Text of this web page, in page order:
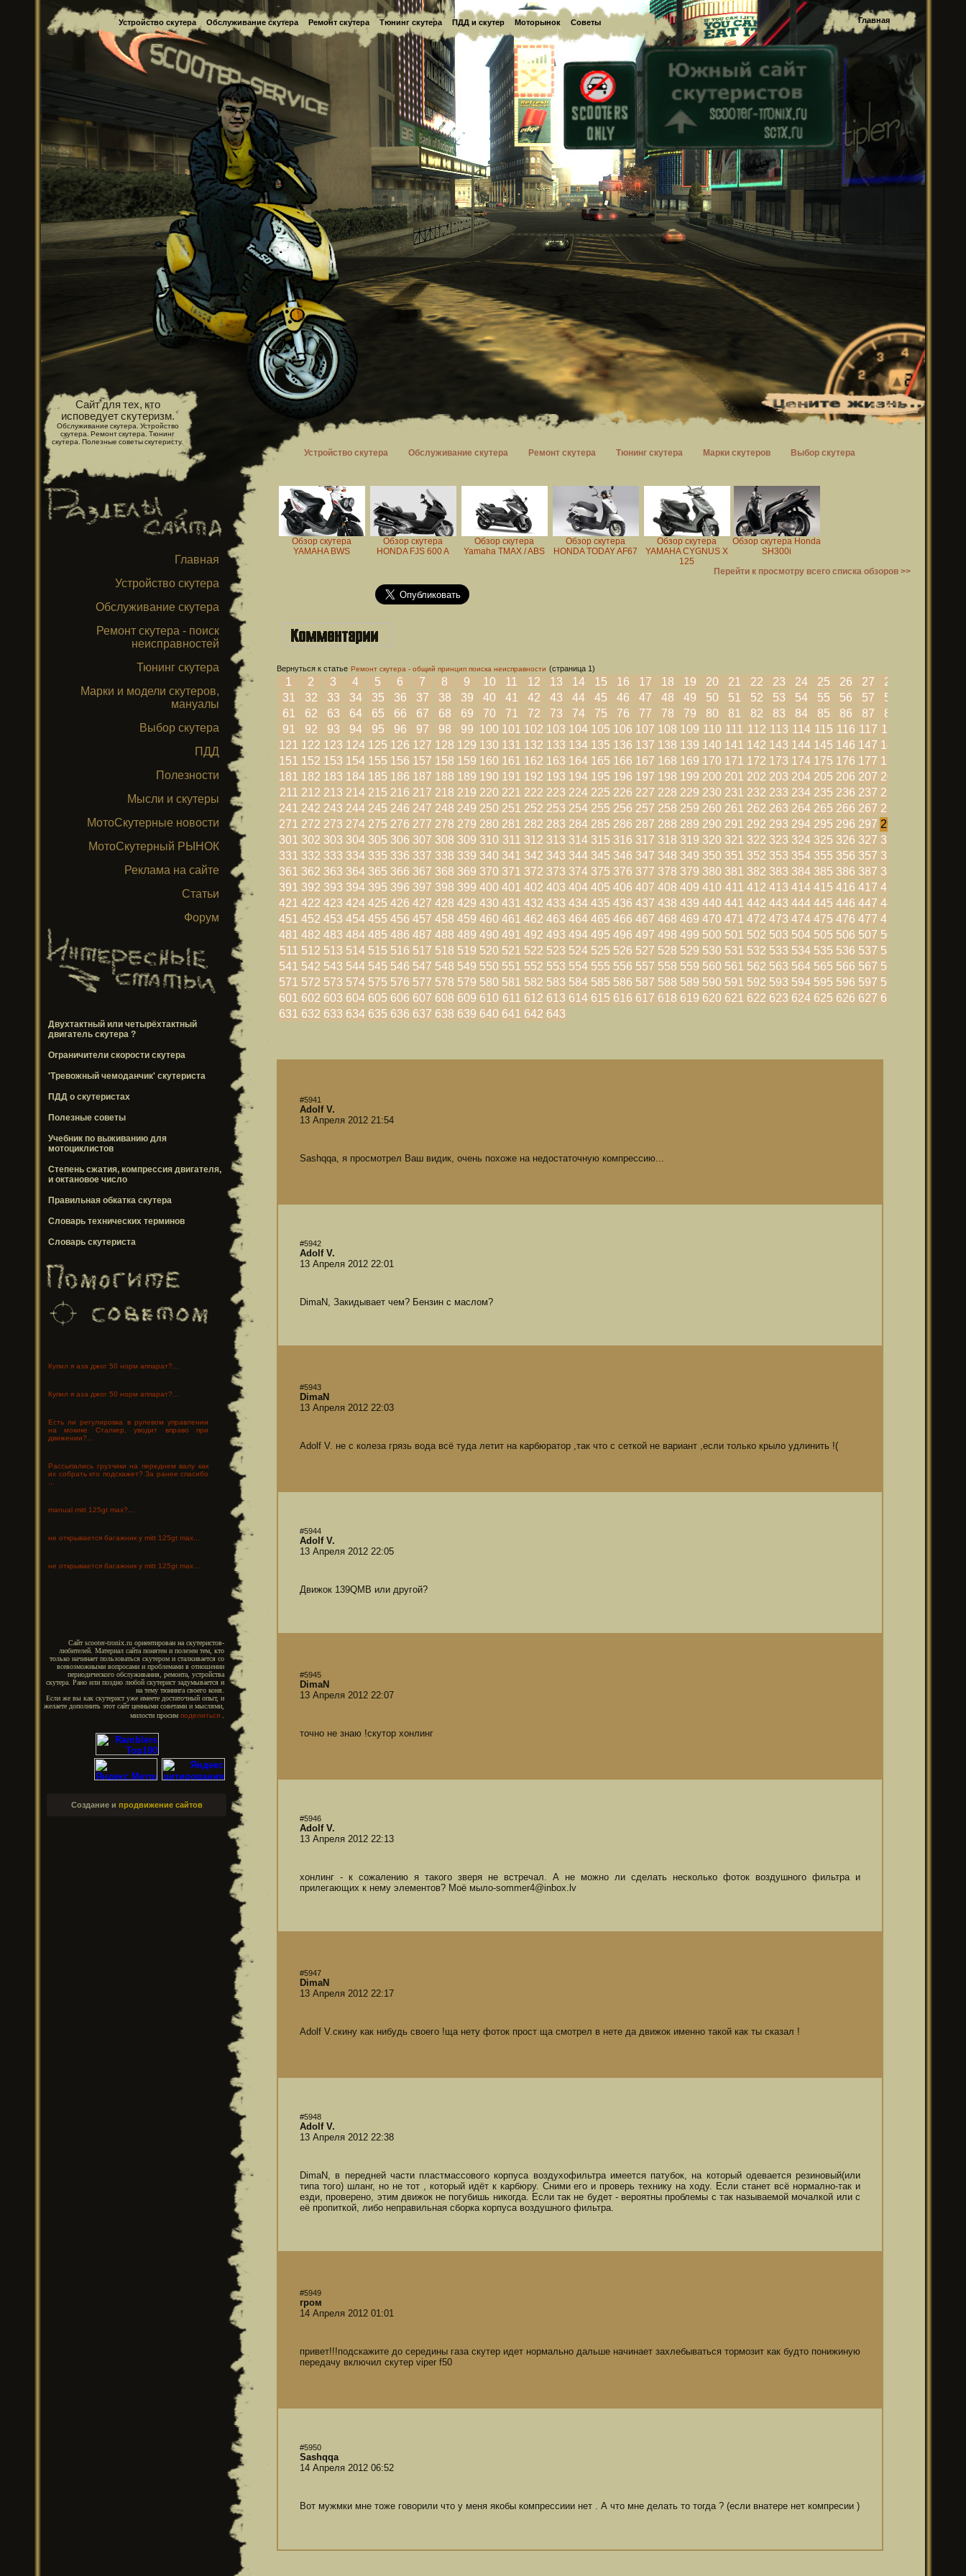
Устройство скутера Обслуживание скутера Ремонт скутера Тюнинг скутера ПДД и скутер Моторынок Советы Главная
Сайт для тех, кто
исповедует скутеризм.
Обслуживание скутера. Устройство
скутера. Ремонт скутера. Тюнинг
скутера. Полезные советы скутеристу.
Главная
Устройство скутера
Обслуживание скутера
Ремонт скутера - поиск
неисправностей
Тюнинг скутера
Марки и модели скутеров,
мануалы
Выбор скутера
ПДД
Полезности
Мысли и скутеры
МотоСкутерные новости
МотоСкутерный РЫНОК
Реклама на сайте
Статьи
Форум
Двухтактный или четырёхтактный
двигатель скутера ?
Ограничители скорости скутера
'Тревожный чемоданчик' скутериста
ПДД о скутеристах
Полезные советы
Учебник по выживанию для
мотоциклистов
Степень сжатия, компрессия двигателя,
и октановое число
Правильная обкатка скутера
Словарь технических терминов
Словарь скутериста
Купил я аза джог 50 норм аппарат?...
Купил я аза джог 50 норм аппарат?...
Есть ли регулировка в рулевом управлении
на мокике Сталкер, уводит вправо при
движении?...
Рассыпались грузчики на переднем валу как
их собрать кто подскажет? За ранее спасибо
...
manual mitt 125gt max?...
не открывается багажник у mitt 125gt max...
не открывается багажник у mitt 125gt max...
Сайт scooter-tronix.ru ориентирован на скутеристов-
любителей. Материал сайта понятен и полезен тем, кто
только начинает пользоваться скутером и сталкивается со
всевозможными вопросами и проблемами в отношении
периодического обслуживания, ремонта, устройства
скутера. Рано или поздно любой скутерист задумывается и
на тему тюнинга своего коня.
Если же вы как скутерист уже имеете достаточный опыт, и
желаете дополнить этот сайт ценными советами и мыслями,
милости просим поделиться .
Создание и продвижение сайтов
Устройство скутера Обслуживание скутера Ремонт скутера Тюнинг скутера Марки скутеров Выбор скутера
Обзор скутера
YAMAHA BWS
Обзор скутера
HONDA FJS 600 A
Обзор скутера
Yamaha TMAX / ABS
Обзор скутера
HONDA TODAY AF67
Обзор скутера
YAMAHA CYGNUS X
125
Обзор скутера Honda
SH300i
Перейти к просмотру всего списка обзоров >>
Вернуться к статье Ремонт скутера - общий принцип поиска неисправности (страница 1)
1 2 3 4 5 6 7 8 9 10 11 12 13 14 15 16 17 18 19 20 21 22 23 24 25 26 27 28
31
32 33 34 35 36 37 38 39 40 41 42 43 44 45 46 47 48 49 50 51 52 53 54 55 56 57 58
61
62 63 64 65 66 67 68 69 70 71 72 73 74 75 76 77 78 79 80 81 82 83 84 85 86 87 88
91
92 93 94 95 96 97 98 99 100 101 102 103 104 105 106 107 108 109 110 111 112 113 114 115 116 117 118
121 122 123 124 125 126 127 128 129 130 131 132 133 134 135 136 137 138 139 140 141 142 143 144 145 146 147 148
151 152 153 154 155 156 157 158 159 160 161 162 163 164 165 166 167 168 169 170 171 172 173 174 175 176 177 178
181 182 183 184 185 186 187 188 189 190 191 192 193 194 195 196 197 198 199 200 201 202 203 204 205 206 207 208
211 212 213 214 215 216 217 218 219 220 221 222 223 224 225 226 227 228 229 230 231 232 233 234 235 236 237 238
241 242 243 244 245 246 247 248 249 250 251 252 253 254 255 256 257 258 259 260 261 262 263 264 265 266 267 268
271 272 273 274 275 276 277 278 279 280 281 282 283 284 285 286 287 288 289 290 291 292 293 294 295 296 297 298
301 302 303 304 305 306 307 308 309 310 311 312 313 314 315 316 317 318 319 320 321 322 323 324 325 326 327 328
331 332 333 334 335 336 337 338 339 340 341 342 343 344 345 346 347 348 349 350 351 352 353 354 355 356 357 358
361 362 363 364 365 366 367 368 369 370 371 372 373 374 375 376 377 378 379 380 381 382 383 384 385 386 387 388
391 392 393 394 395 396 397 398 399 400 401 402 403 404 405 406 407 408 409 410 411 412 413 414 415 416 417 418
421 422 423 424 425 426 427 428 429 430 431 432 433 434 435 436 437 438 439 440 441 442 443 444 445 446 447 448
451 452 453 454 455 456 457 458 459 460 461 462 463 464 465 466 467 468 469 470 471 472 473 474 475 476 477 478
481 482 483 484 485 486 487 488 489 490 491 492 493 494 495 496 497 498 499 500 501 502 503 504 505 506 507 508
511 512 513 514 515 516 517 518 519 520 521 522 523 524 525 526 527 528 529 530 531 532 533 534 535 536 537 538
541 542 543 544 545 546 547 548 549 550 551 552 553 554 555 556 557 558 559 560 561 562 563 564 565 566 567 568
571 572 573 574 575 576 577 578 579 580 581 582 583 584 585 586 587 588 589 590 591 592 593 594 595 596 597 598
601 602 603 604 605 606 607 608 609 610 611 612 613 614 615 616 617 618 619 620 621 622 623 624 625 626 627 628
631 632 633 634 635 636 637 638 639 640 641 642 643
#5941
Adolf V.
13 Апреля 2012 21:54
Sashqqa, я просмотрел Ваш видик, очень похоже на недостаточную компрессию...
#5942
Adolf V.
13 Апреля 2012 22:01
DimaN, Закидывает чем? Бензин с маслом?
#5943
DimaN
13 Апреля 2012 22:03
Adolf V. не с колеза грязь вода всё туда летит на карбюратор ,так что с сеткой не вариант ,если только крыло удлинить !(
#5944
Adolf V.
13 Апреля 2012 22:05
Движок 139QMB или другой?
#5945
DimaN
13 Апреля 2012 22:07
точно не знаю !скутор хонлинг
#5946
Adolf V.
13 Апреля 2012 22:13
хонлинг - к сожалению я такого зверя не встречал. А не можно ли сделать несколько фоток воздушного фильтра и
прилегающих к нему элементов? Моё мыло-sommer4@inbox.lv
#5947
DimaN
13 Апреля 2012 22:17
Adolf V.скину как нибудь своего !ща нету фоток прост ща смотрел в нете да движок именно такой как ты сказал !
#5948
Adolf V.
13 Апреля 2012 22:38
DimaN, в передней части пластмассового корпуса воздухофильтра имеется патубок, на который одевается резиновый(или
типа того) шланг, но не тот , который идёт к карбюру. Сними его и проверь технику на ходу. Если станет всё нормално-так и
езди, проверено, этим движок не погубишь никогда. Если так не будет - вероятны проблемы с так называемой мочалкой или с
её пропиткой, либо неправильная сборка корпуса воздушного фильтра.
#5949
гром
14 Апреля 2012 01:01
привет!!!подскажите до середины газа скутер идет нормально дальше начинает захлебываться тормозит как будто понижиную
передачу включил скутер viper f50
#5950
Sashqqa
14 Апреля 2012 06:52
Вот мужмки мне тоже говорили что у меня якобы компрессиии нет . А что мне делать то тогда ? (если внатере нет компресии )